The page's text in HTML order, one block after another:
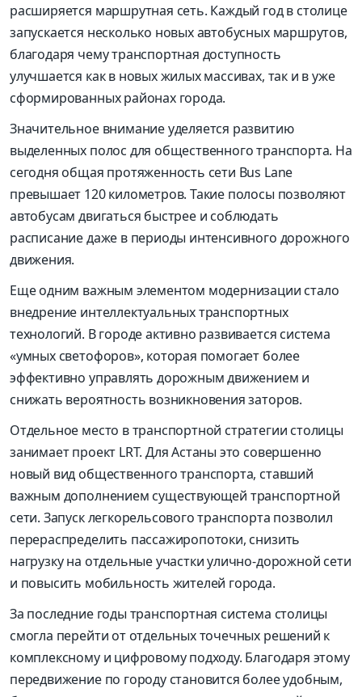
расширяется маршрутная сеть. Каждый год в столице
запускается несколько новых автобусных маршрутов,
благодаря чему транспортная доступность
улучшается как в новых жилых массивах, так и в уже
сформированных районах города.
Значительное внимание уделяется развитию
выделенных полос для общественного транспорта. На
сегодня общая протяженность сети Bus Lane
превышает 120 километров. Такие полосы позволяют
автобусам двигаться быстрее и соблюдать
расписание даже в периоды интенсивного дорожного
движения.
Еще одним важным элементом модернизации стало
внедрение интеллектуальных транспортных
технологий. В городе активно развивается система
«умных светофоров», которая помогает более
эффективно управлять дорожным движением и
снижать вероятность возникновения заторов.
Отдельное место в транспортной стратегии столицы
занимает проект LRT. Для Астаны это совершенно
новый вид общественного транспорта, ставший
важным дополнением существующей транспортной
сети. Запуск легкорельсового транспорта позволил
перераспределить пассажиропотоки, снизить
нагрузку на отдельные участки улично-дорожной сети
и повысить мобильность жителей города.
За последние годы транспортная система столицы
смогла перейти от отдельных точечных решений к
комплексному и цифровому подходу. Благодаря этому
передвижение по городу становится более удобным,